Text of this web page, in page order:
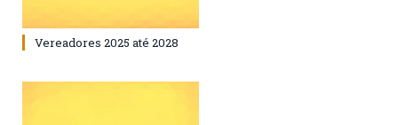
Vereadores 2025 até 2028